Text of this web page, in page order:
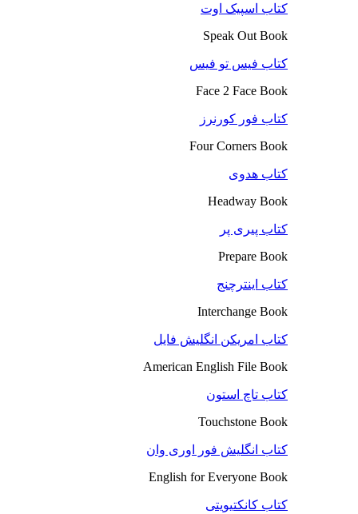
کتاب اسپیک اوت
Speak Out Book
کتاب فیس تو فیس
Face 2 Face Book
کتاب فور کورنرز
Four Corners Book
کتاب هدوی
Headway Book
کتاب پیری پر
Prepare Book
کتاب اینترچنج
Interchange Book
کتاب امریکن انگلیش فایل
American English File Book
کتاب تاچ استون
Touchstone Book
کتاب انگلیش فور اوری وان
English for Everyone Book
کتاب کانکتیویتی